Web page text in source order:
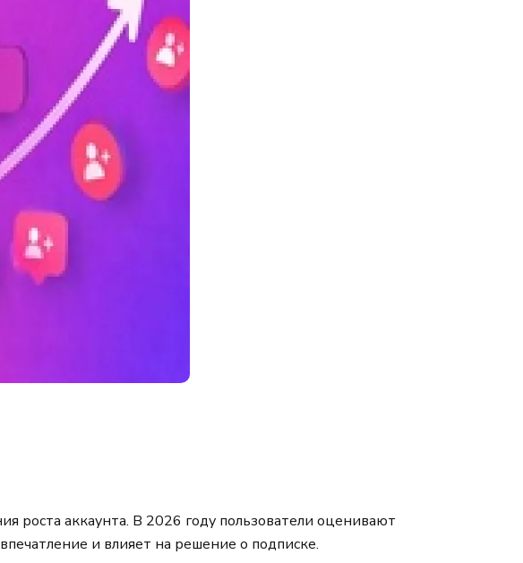
роста аккаунта. В 2026 году пользователи оценивают
и влияет на решение о подписке.